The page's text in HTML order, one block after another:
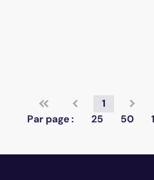
1
Par page :
25 50